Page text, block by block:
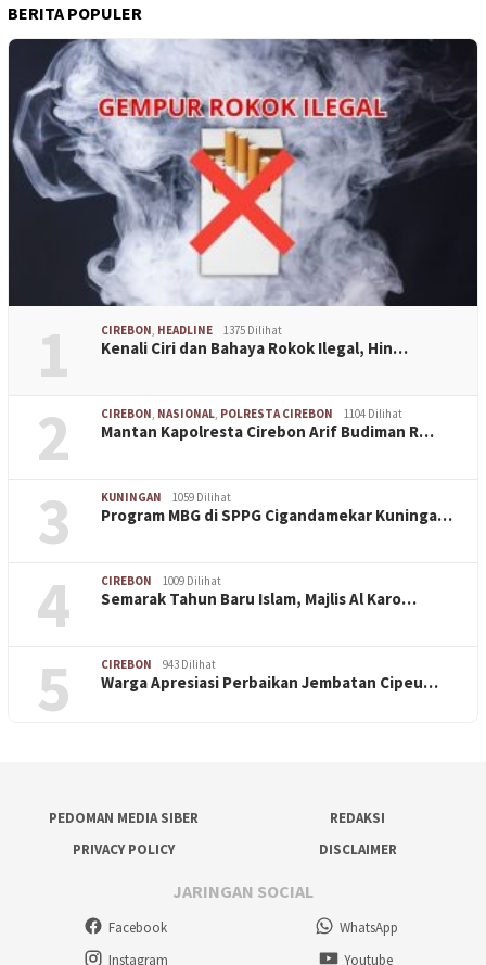
BERITA POPULER
1 CIREBON, HEADLINE 1375 Dilihat
Kenali Ciri dan Bahaya Rokok Ilegal, Hin…
2 CIREBON, NASIONAL, POLRESTA CIREBON 1104 Dilihat
Mantan Kapolresta Cirebon Arif Budiman R…
3 KUNINGAN 1059 Dilihat
Program MBG di SPPG Cigandamekar Kuninga…
4 CIREBON 1009 Dilihat
Semarak Tahun Baru Islam, Majlis Al Karo…
5 CIREBON 943 Dilihat
Warga Apresiasi Perbaikan Jembatan Cipeu…
PEDOMAN MEDIA SIBER
REDAKSI
PRIVACY POLICY
DISCLAIMER
JARINGAN SOCIAL
Facebook
WhatsApp
Instagram
Youtube